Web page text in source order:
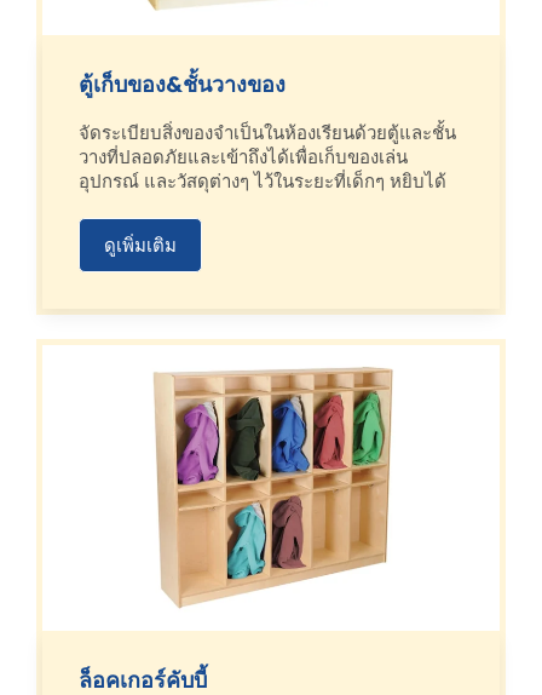
ตู้เก็บของ&ชั้นวางของ
จัดระเบียบสิ่งของจำเป็นในห้องเรียนด้วยตู้และชั้น
วางที่ปลอดภัยและเข้าถึงได้เพื่อเก็บของเล่น
อุปกรณ์ และวัสดุต่างๆ ไว้ในระยะที่เด็กๆ หยิบได้
ดูเพิ่มเติม
ล็อคเกอร์คับบี้